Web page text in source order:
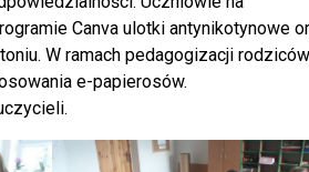
Canva ulotki antynikotynowe
W ramach pedagogizacji rodziców
e-papierosów.